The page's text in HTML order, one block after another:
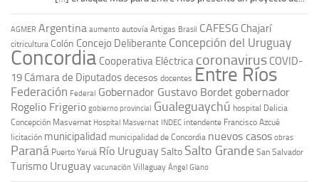
AGMER Argentina aumento autovía Artigas Brasil CAFESG Chajarí
citricultura Colón Concejo Deliberante Concepción del Uruguay
Concordia Cooperativa Eléctrica coronavirus COVID-
19 Cámara de Diputadosdecesos docentes Entre Ríos
Federación Federal Gobernador Gustavo Bordet gobernador
Rogelio Frigerio gobierno provincial Gualeguaychú hospital Delicia
Concepción Masvernat Hospital Masvernat INDEC intendente Francisco Azcué
licitación municipalidad municipalidad de Concordia nuevos casos obras
Paraná Puerto Yeruá Río UruguaySalto Salto Grande San Salvador
Turismo Uruguay vacunación Villaguay Ángel Giano